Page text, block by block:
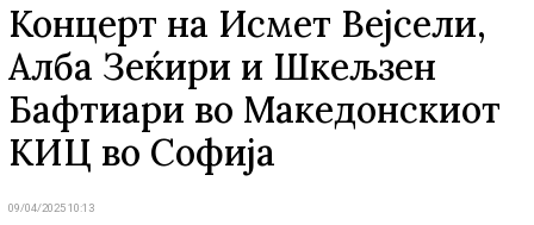
Концерт на Исмет Вејсели,
Алба Зеќири и Шкељзен
Бафтиари во Македонскиот
КИЦ во Софија
09/04/2025 10:13